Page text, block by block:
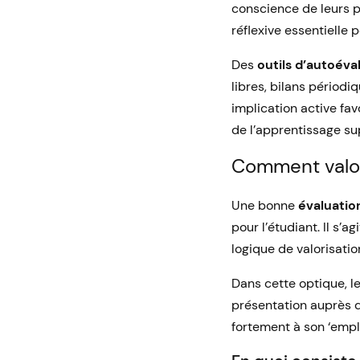
conscience de leurs
réflexive essentielle
Desoutils
libres, bilans
implication active
de l’apprentissage
Comment
Une bonne
pour l’étudiant. Il
logique de
Dans cette optique,
présentation auprès
fortement à son